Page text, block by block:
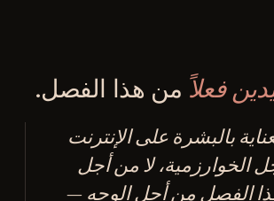
فعلاً من هذا الفصل.
بالبشرة على الإنترنت
الخوارزمية، لا من أجل
هذا الفصل من أجل الوجه —